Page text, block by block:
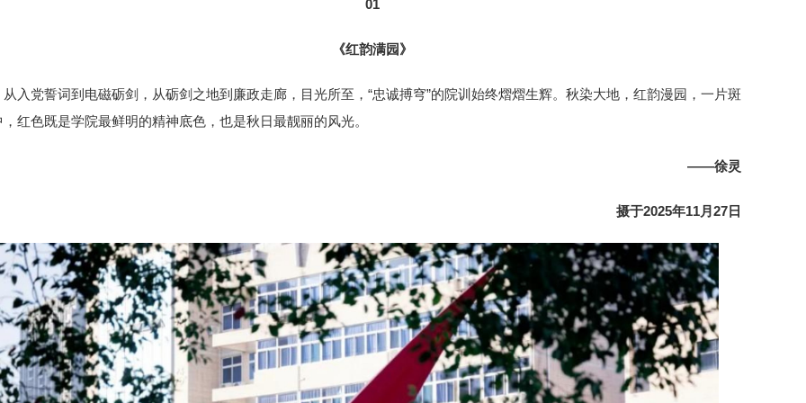
01
《红韵满园》
从入党誓词到电磁砺剑，从砺剑之地到廉政走廊，目光所至，“忠诚搏穹”的院训始终熠熠生辉。秋染大地，红韵漫园，一片斑
，红色既是学院最鲜明的精神底色，也是秋日最靓丽的风光。
——徐灵
摄于2025年11月27日